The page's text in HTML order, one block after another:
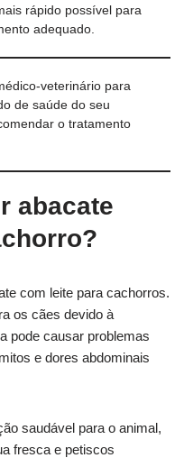
rápido possível para
adequado.
veterinário para
de saúde do seu
o tratamento
abacate
com leite para cachorros.
os cães devido à
pode causar problemas
e dores abdominais
saudável para o animal,
fresca e petiscos